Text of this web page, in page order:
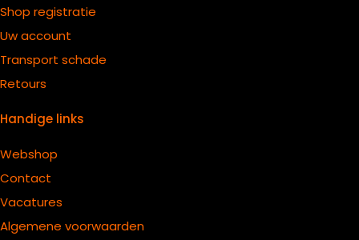
Shop registratie
Uw account
Transport schade
Retours
Handige links
Webshop
Contact
Vacatures
Algemene voorwaarden